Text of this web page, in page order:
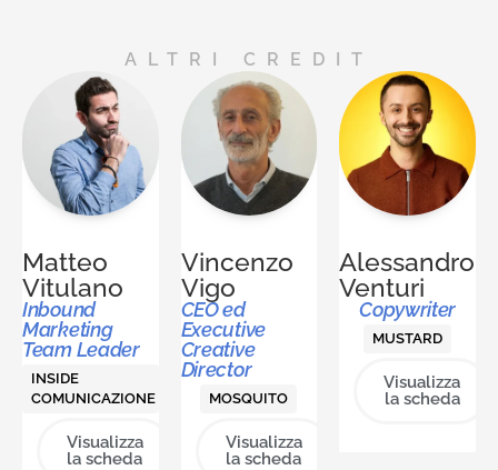
ALTRI CREDIT
Matteo
Vitulano
Inbound
Marketing
Team Leader
INSIDE
COMUNICAZIONE
Visualizza
la scheda
Vincenzo
Vigo
CEO ed
Executive
Creative
Director
MOSQUITO
Visualizza
la scheda
Alessandro
Venturi
Copywriter
MUSTARD
Visualizza
la scheda